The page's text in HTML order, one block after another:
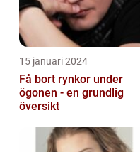
15 januari 2024
Få bort rynkor under
ögonen - en grundlig
översikt